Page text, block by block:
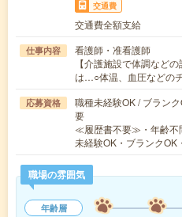
交通費
交通費全額支給
仕事内容
看護師・准看護師
【介護施設で体調など
は…○体温、血圧などの
応募資格
職種未経験OK / ブラン
要
≪履歴書不要≫・年齢不
未経験OK・ブランク
職場の雰囲気
年齢層